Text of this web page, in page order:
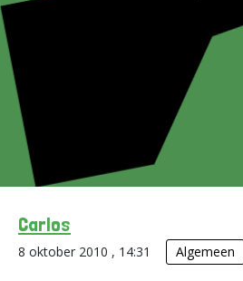
Carlos
8 oktober 2010 , 14:31 Algemeen